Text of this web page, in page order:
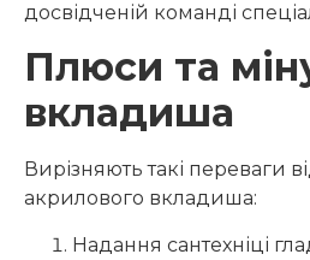
досвідченій команді
Плюси та
вкладиша
Вирізняють такі переваги
акрилового вкладиша:
Надання сантехніці